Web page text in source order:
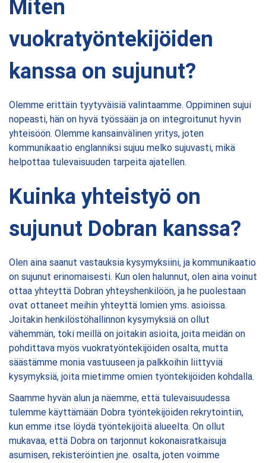
Miten
vuokratyöntekijöiden
kanssa on sujunut?
Olemme erittäin tyytyväisiä valintaamme. Oppiminen sujui
nopeasti, hän on hyvä työssään ja on integroitunut hyvin
yhteisöön. Olemme kansainvälinen yritys, joten
kommunikaatio englanniksi sujuu melko sujuvasti, mikä
helpottaa tulevaisuuden tarpeita ajatellen.
Kuinka yhteistyö on
sujunut Dobran kanssa?
Olen aina saanut vastauksia kysymyksiini, ja kommunikaatio
on sujunut erinomaisesti. Kun olen halunnut, olen aina voinut
ottaa yhteyttä Dobran yhteyshenkilöön, ja he puolestaan
ovat ottaneet meihin yhteyttä lomien yms. asioissa.
Joitakin henkilöstöhallinnon kysymyksiä on ollut
vähemmän, toki meillä on joitakin asioita, joita meidän on
pohdittava myös vuokratyöntekijöiden osalta, mutta
säästämme monia vastuuseen ja palkkoihin liittyviä
kysymyksiä, joita mietimme omien työntekijöiden kohdalla.
Saamme hyvän alun ja näemme, että tulevaisuudessa
tulemme käyttämään Dobra työntekijöiden rekrytointiin,
kun emme itse löydä työntekijöitä alueelta. On ollut
mukavaa, että Dobra on tarjonnut kokonaisratkaisuja
asumisen, rekisteröintien jne. osalta, joten voimme